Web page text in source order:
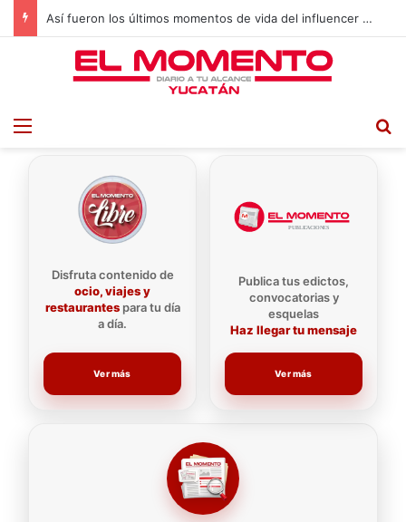
Así fueron los últimos momentos de vida del influencer César Gastélum
Menu
Disfruta contenido de
ocio, viajes y
restaurantespara tu día
a día.
Ver más
Publica tus edictos,
convocatorias y
esquelas
Haz llegar tu mensaje
Ver más